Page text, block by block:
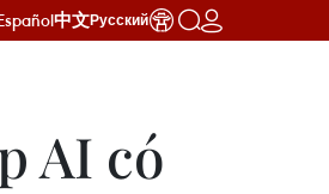
中文Русский
AI có